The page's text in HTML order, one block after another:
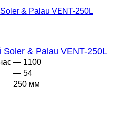
Soler & Palau VENT-250L
— 1100
— 54
250 мм